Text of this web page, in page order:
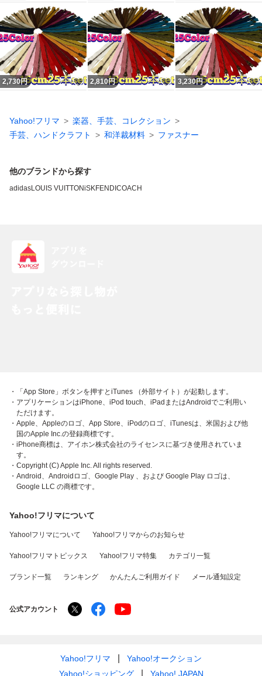
2,730円 いいね！
2,810円 いいね！
3,230円
Yahoo!フリマ
楽器、手芸、コレクション
手芸、ハンドクラフト
和洋裁材料 ファスナー
他のブランドから探す
adidasLOUIS VUITTONiSKFENDI COACH
・「App Store」ボタンを押すとiTunes （外部サイト）が起動します。
・アプリケーションはiPhone、iPod touch、iPadまたはAndroidでご利用い
ただけます。
・Apple、Appleのロゴ、App Store、iPodのロゴ、iTunesは、米国および他
国のApple Inc.の登録商標です。
・iPhone商標は、アイホン株式会社のライセンスに基づき使用されていま
す。
・Copyright (C) Apple Inc. All rights reserved.
・Android、Androidロゴ、Google Play 、および Google Play ロゴは、
Google LLC の商標です。
Yahoo!フリマについて
Yahoo!フリマについて Yahoo!フリマからのお知らせ
Yahoo!フリマトピックス Yahoo!フリマ特集 カテゴリ一覧
ブランド一覧 ランキング かんたんご利用ガイド メール通知設定
公式アカウント
Yahoo!フリマ
Yahoo!オークション
Yahoo!ショッピング
Yahoo! JAPAN